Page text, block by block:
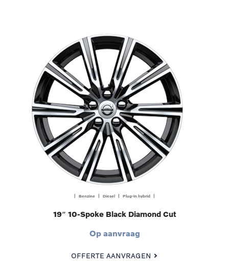
| Benzine | Diesel | Plug-in hybrid |
19″ 10-Spoke Black Diamond Cut
Op aanvraag
OFFERTE AANVRAGEN